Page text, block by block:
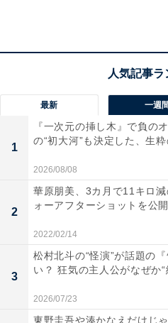
各アカウントには「感動をあ
として誇りに思う」「漫画よ
日本だけでなく海外からも
なお、東京五輪の日本選手
え、獲得したメダル総数は
【おすすめ記事】
“編み物王子”金メダリストの
最新 一週
1
『一次元の挿し木』で負の
の“初大河”も決定した、生
2026/08/08
2
華原朋美、3カ月で11キロ
ォーアフターショットを公開
2022/02/14
3
松村北斗の“怪演”が話題の
い？ 狂気の主人公がなぜか“
2026/07/23
東野圭吾や湊かなえだけじ